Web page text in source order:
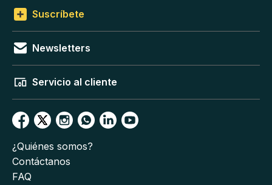
Suscríbete
Newsletters
Servicio al cliente
¿Quiénes somos?
Contáctanos
FAQ